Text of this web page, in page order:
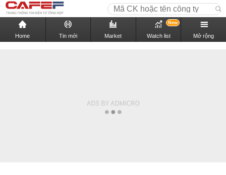
Home Tin mới Market Watch list
New
Mở rộng